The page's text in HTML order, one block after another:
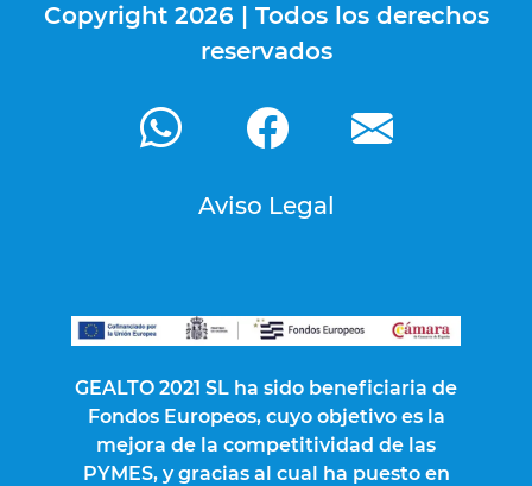
Copyright 2026 | Todos los derechos
reservados
Aviso Legal
GEALTO 2021 SL ha sido beneficiaria de
Fondos Europeos, cuyo objetivo es la
mejora de la competitividad de las
PYMES, y gracias al cual ha puesto en